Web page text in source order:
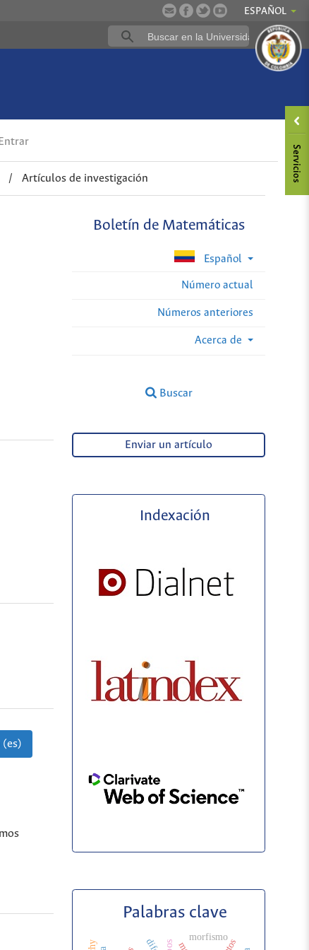
ESPAÑOL
Entrar
/ Artículos de investigación
Boletín de Matemáticas
Español
Número actual
Números anteriores
Acerca de
Buscar
(es)
Enviar un artículo
Indexación
Palabras clave
morfismo